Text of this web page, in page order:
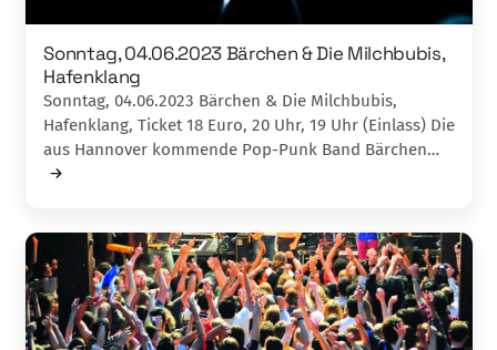
Sonntag, 04.06.2023 Bärchen & Die Milchbubis,
Hafenklang
Sonntag, 04.06.2023 Bärchen & Die Milchbubis,
Hafenklang, Ticket 18 Euro, 20 Uhr, 19 Uhr (Einlass) Die
aus Hannover kommende Pop-Punk Band Bärchen…